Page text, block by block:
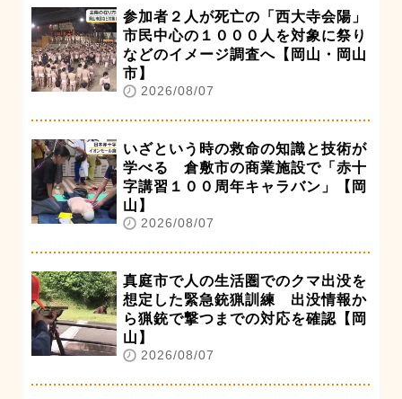
参加者２人が死亡の「西大寺会陽」
市民中心の１０００人を対象に祭り
などのイメージ調査へ【岡山・岡山
市】
2026/08/07
いざという時の救命の知識と技術が
学べる 倉敷市の商業施設で「赤十
字講習１００周年キャラバン」【岡
山】
2026/08/07
真庭市で人の生活圏でのクマ出没を
想定した緊急銃猟訓練 出没情報か
ら猟銃で撃つまでの対応を確認【岡
山】
2026/08/07